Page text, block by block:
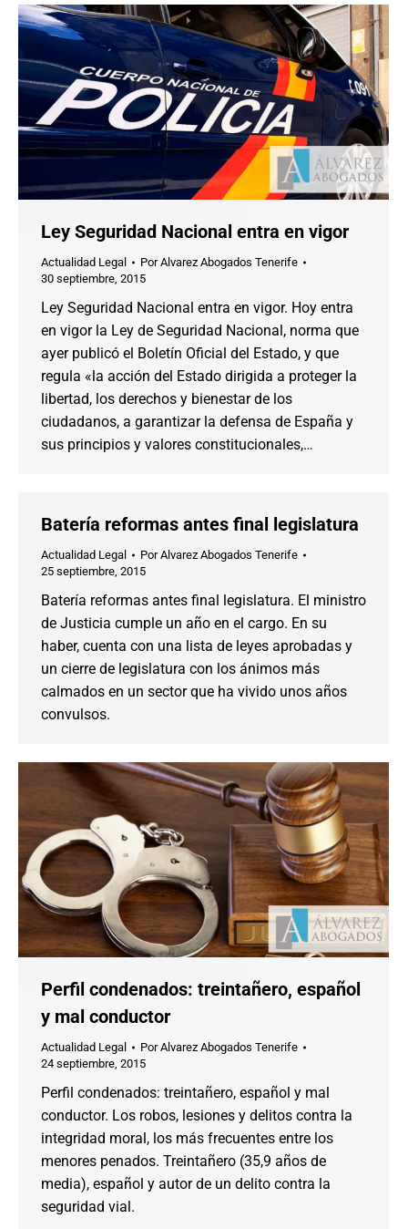
Ley Seguridad Nacional entra en vigor
Actualidad Legal PorAlvarez Abogados Tenerife
30 septiembre, 2015
Ley Seguridad Nacional entra en vigor. Hoy entra
en vigor la Ley de Seguridad Nacional, norma que
ayer publicó el Boletín Oficial del Estado, y que
regula «la acción del Estado dirigida a proteger la
libertad, los derechos y bienestar de los
ciudadanos, a garantizar la defensa de España y
sus principios y valores constitucionales,…
Batería reformas antes final legislatura
Actualidad Legal PorAlvarez Abogados Tenerife
25 septiembre, 2015
Batería reformas antes final legislatura. El ministro
de Justicia cumple un año en el cargo. En su
haber, cuenta con una lista de leyes aprobadas y
un cierre de legislatura con los ánimos más
calmados en un sector que ha vivido unos años
convulsos.
Perfil condenados: treintañero, español
y mal conductor
Actualidad Legal PorAlvarez Abogados Tenerife
24 septiembre, 2015
Perfil condenados: treintañero, español y mal
conductor. Los robos, lesiones y delitos contra la
integridad moral, los más frecuentes entre los
menores penados. Treintañero (35,9 años de
media), español y autor de un delito contra la
seguridad vial.